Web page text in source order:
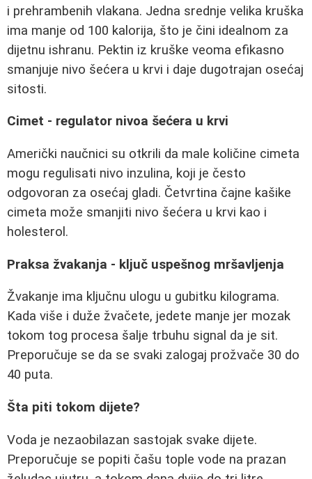
i prehrambenih vlakana. Jedna srednje velika kruška
ima manje od 100 kalorija, što je čini idealnom za
dijetnu ishranu. Pektin iz kruške veoma efikasno
smanjuje nivo šećera u krvi i daje dugotrajan osećaj
sitosti.
Cimet - regulator nivoa šećera u krvi
Američki naučnici su otkrili da male količine cimeta
mogu regulisati nivo inzulina, koji je često
odgovoran za osećaj gladi. Četvrtina čajne kašike
cimeta može smanjiti nivo šećera u krvi kao i
holesterol.
Praksa žvakanja - ključ uspešnog mršavljenja
Žvakanje ima ključnu ulogu u gubitku kilograma.
Kada više i duže žvačete, jedete manje jer mozak
tokom tog procesa šalje trbuhu signal da je sit.
Preporučuje se da se svaki zalogaj prožvače 30 do
40 puta.
Šta piti tokom dijete?
Voda je nezaobilazan sastojak svake dijete.
Preporučuje se popiti čašu tople vode na prazan